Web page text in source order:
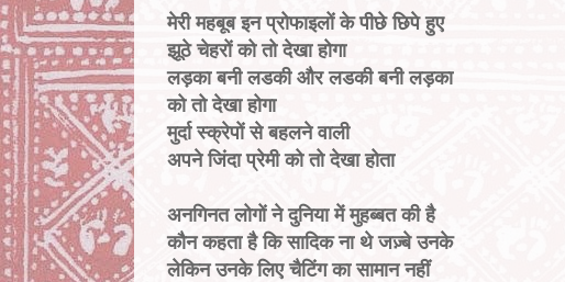
मेरी महबूब इन प्रोफाइलों के पीछे छिपे हुए
झूठे चेहरों को तो देखा होगा
लड़का बनी लडकी और लडकी बनी लड़का
को तो देखा होगा
मुर्दा स्क्रेपों से बहलने वाली
अपने जिंदा प्रेमी को तो देखा होता
अनगिनत लोगों ने दुनिया में मुहब्बत की है
कौन कहता है कि सादिक ना थे जज़्बे उनके
लेकिन उनके लिए चैटिंग का सामान नहीं